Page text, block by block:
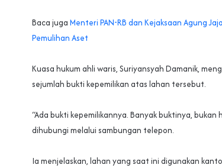
Baca juga Menteri PAN-RB dan Kejaksaan Agung
Pemulihan Aset
Kuasa hukum ahli waris, Suriyansyah Damanik,
sejumlah bukti kepemilikan atas lahan tersebut.
‎“Ada bukti kepemilikannya. Banyak buktinya,
dihubungi melalui sambungan telepon.
‎Ia menjelaskan, lahan yang saat ini digunakan